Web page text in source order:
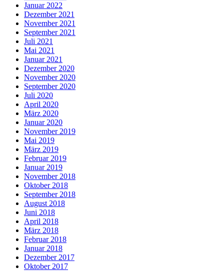
Januar 2022
Dezember 2021
November 2021
September 2021
Juli 2021
Mai 2021
Januar 2021
Dezember 2020
November 2020
September 2020
Juli 2020
April 2020
März 2020
Januar 2020
November 2019
Mai 2019
März 2019
Februar 2019
Januar 2019
November 2018
Oktober 2018
September 2018
August 2018
Juni 2018
April 2018
März 2018
Februar 2018
Januar 2018
Dezember 2017
Oktober 2017